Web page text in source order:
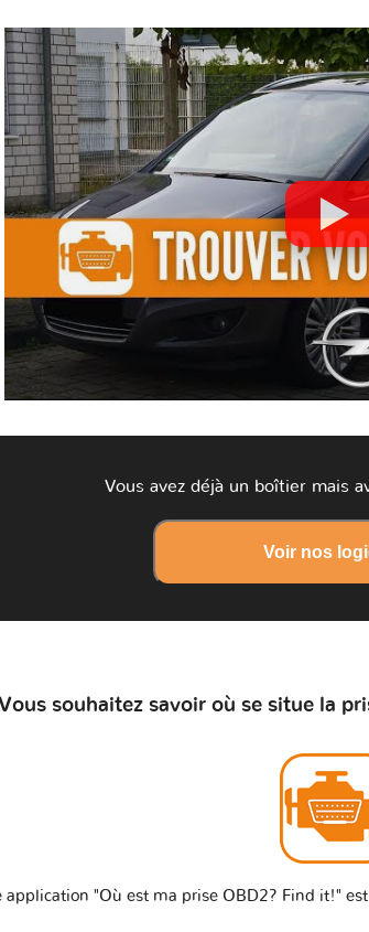
Vous avez déjà un boîtier mais
Voir nos
souhaitez savoir où se situe la
application "Où est ma prise OBD2? Find it!"